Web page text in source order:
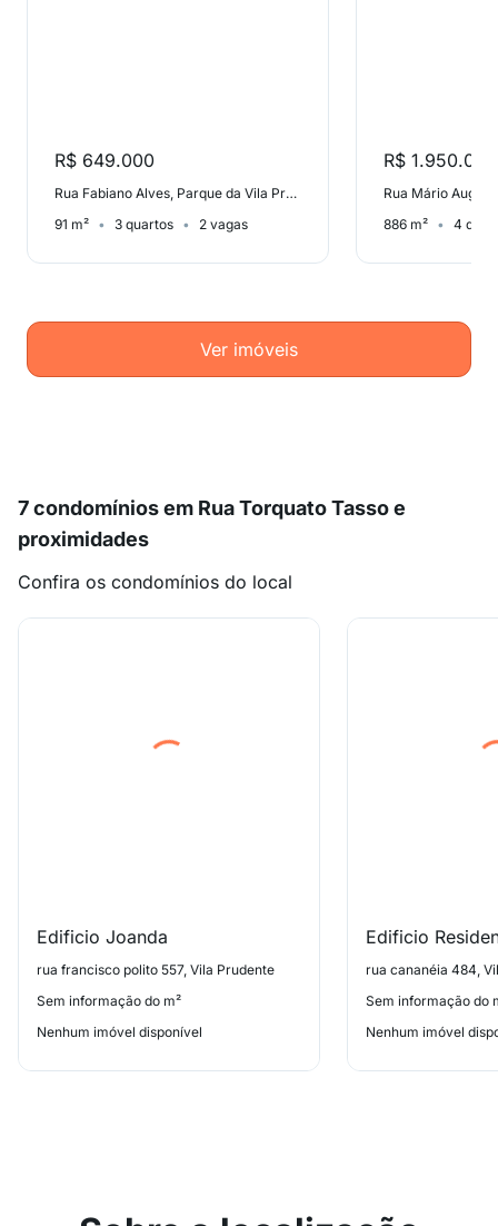
R$ 649.000
Rua Fabiano Alves, Parque da Vila Prudente
91 m²
3 quartos 2 vagas
R$ 1.950.000
886 m² 4
Ver imóveis
7 condomínios em Rua Torquato Tasso e
proximidades
Confira os condomínios do local
Edificio Joanda
rua francisco polito 557, Vila Prudente
Sem informação do m²
Nenhum imóvel disponível
rua cananéia 484,
Sem informação do
Nenhum imóvel